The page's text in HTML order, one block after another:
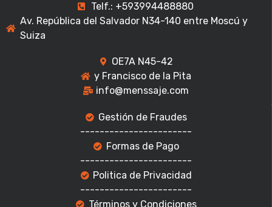
Telf.: +593994488880
Av. República del Salvador N34-140 entre Moscú y
Suiza
OE7A N45-42
y Francisco de la Pita
info@menssaje.com
Gestión de Fraudes
-----------------------
Formas de Pago
-----------------------
Politica de Privacidad
-----------------------
Términos y Condiciones